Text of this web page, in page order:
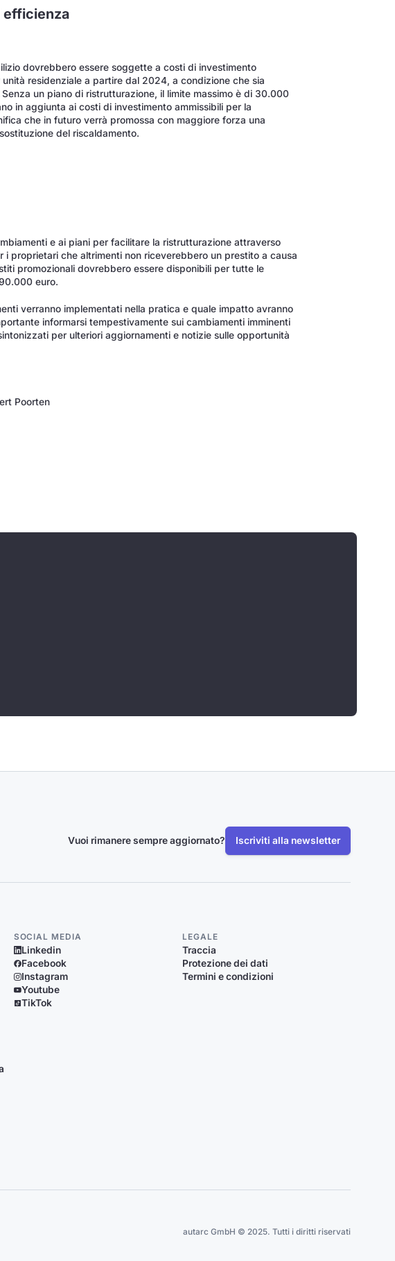
efficienza
dovrebbero essere soggette a costi di investimento
residenziale a partire dal 2024, a condizione che sia
un piano di ristrutturazione, il limite massimo è di 30.000
in aggiunta ai costi di investimento ammissibili per la
che in futuro verrà promossa con maggiore forza una
del riscaldamento.
e ai piani per facilitare la ristrutturazione attraverso
i proprietari che altrimenti non riceverebbero un prestito a causa
promozionali dovrebbero essere disponibili per tutte le
euro.
verranno implementati nella pratica e quale impatto avranno
informarsi tempestivamente sui cambiamenti imminenti
per ulteriori aggiornamenti e notizie sulle opportunità
Poorten
Vuoi rimanere sempre aggiornato? Iscriviti alla newsletter
SOCIAL MEDIA
Linkedin
Facebook
Instagram
Youtube
TikTok
LEGALE
Traccia
Protezione dei dati
Termini e condizioni
autarc GmbH © 2025. Tutti i diritti riservati